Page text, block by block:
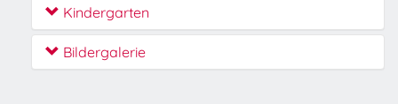
Kindergarten
Bildergalerie